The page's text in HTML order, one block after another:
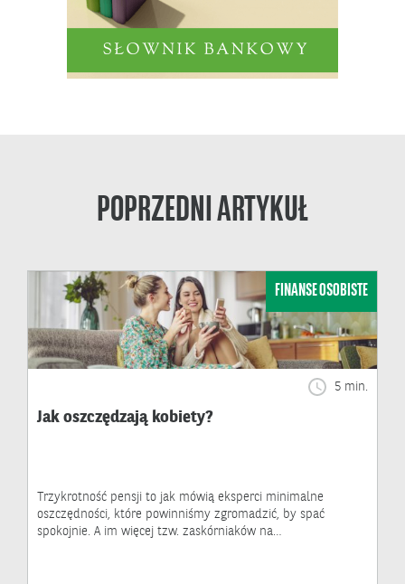
POPRZEDNI ARTYKUŁ
FINANSE OSOBISTE
5 min.
Jak oszczędzają kobiety?
Trzykrotność pensji to jak mówią eksperci minimalne
oszczędności, które powinniśmy zgromadzić, by spać
spokojnie. A im więcej tzw. zaskórniaków na…